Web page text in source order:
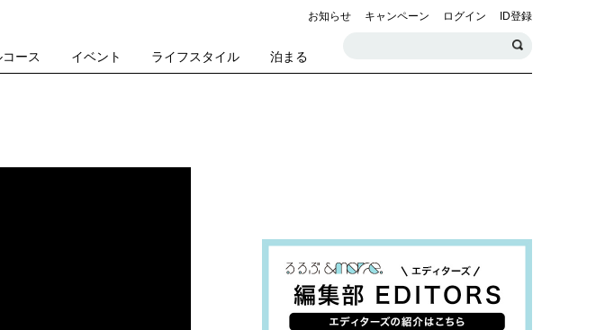
お知らせ キャンペーン ログイン ID登録
ース イベント ライフスタイル 泊まる